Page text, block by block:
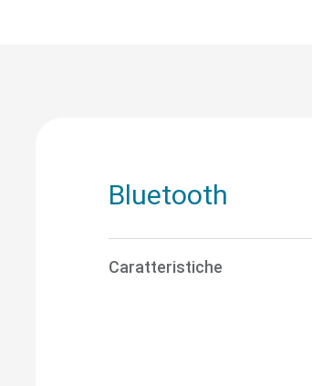
Bluetooth
Caratteristiche